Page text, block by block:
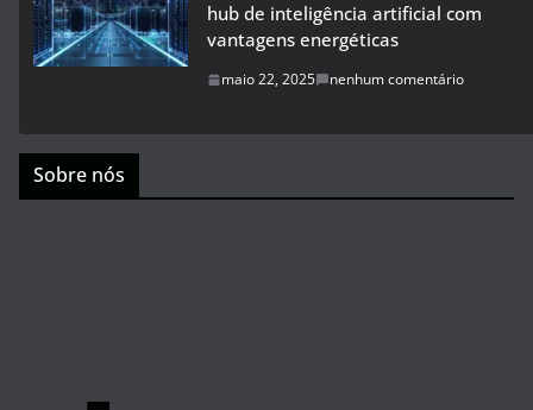
hub de inteligência artificial com
vantagens energéticas
maio 22, 2025 nenhum comentário
Sobre nós